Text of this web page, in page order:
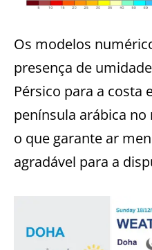
Os modelos
presença de
Pérsico para a costa
península arábica
o que garante ar
agradável para a